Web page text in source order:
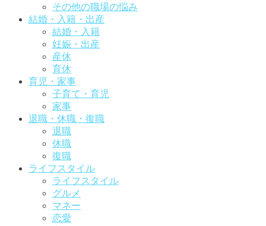
その他の職場の悩み
結婚・入籍・出産
結婚・入籍
妊娠・出産
産休
育休
育児・家事
子育て・育児
家事
退職・休職・復職
退職
休職
復職
ライフスタイル
ライフスタイル
グルメ
マネー
恋愛